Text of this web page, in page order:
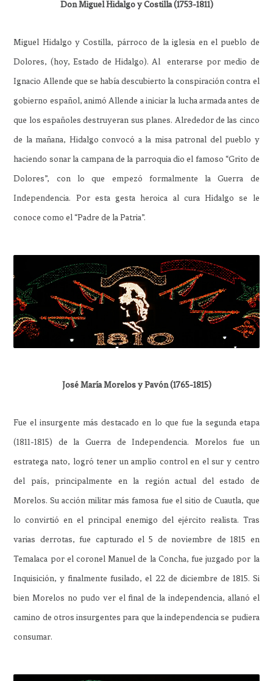
Don Miguel Hidalgo y Costilla (1753-1811)
Miguel Hidalgo y Costilla, párroco de la iglesia en el pueblo de
Dolores, (hoy, Estado de Hidalgo). Al enterarse por medio de
Ignacio Allende que se había descubierto la conspiración contra el
gobierno español, animó Allende a iniciar la lucha armada antes de
que los españoles destruyeran sus planes. Alrededor de las cinco
de la mañana, Hidalgo convocó a la misa patronal del pueblo y
haciendo sonar la campana de la parroquia dio el famoso “Grito de
Dolores”, con lo que empezó formalmente la Guerra de
Independencia. Por esta gesta heroica al cura Hidalgo se le
conoce como el “Padre de la Patria”.
José María Morelos y Pavón (1765-1815)
Fue el insurgente más destacado en lo que fue la segunda etapa
(1811-1815) de la Guerra de Independencia. Morelos fue un
estratega nato, logró tener un amplio control en el sur y centro
del país, principalmente en la región actual del estado de
Morelos. Su acción militar más famosa fue el sitio de Cuautla, que
lo convirtió en el principal enemigo del ejército realista. Tras
varias derrotas, fue capturado el 5 de noviembre de 1815 en
Temalaca por el coronel Manuel de la Concha, fue juzgado por la
Inquisición, y finalmente fusilado, el 22 de diciembre de 1815. Si
bien Morelos no pudo ver el final de la independencia, allanó el
camino de otros insurgentes para que la independencia se pudiera
consumar.